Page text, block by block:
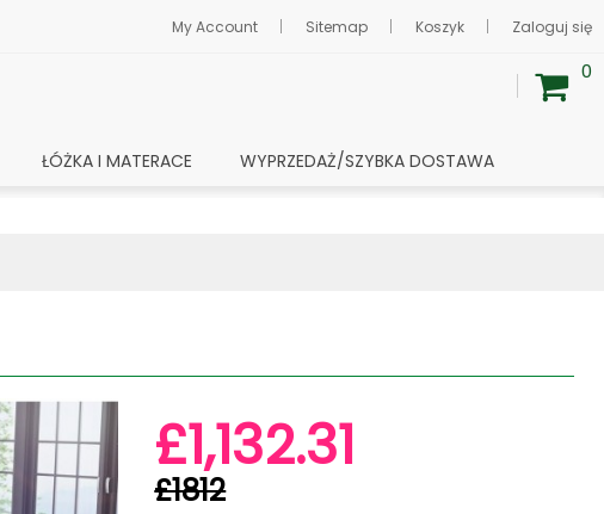
My Account Sitemap Koszyk Zaloguj się
0
ŁÓŻKA I MATERACE WYPRZEDAŻ/SZYBKA DOSTAWA
£1,132.31
£1812